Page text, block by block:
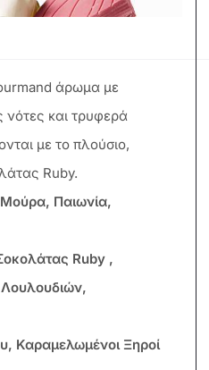
άρωμα με
νότες και τρυφερά
με το πλούσιο,
Ruby.
Παιωνία,
Ruby ,
Καραμελωμένοι Ξηροί